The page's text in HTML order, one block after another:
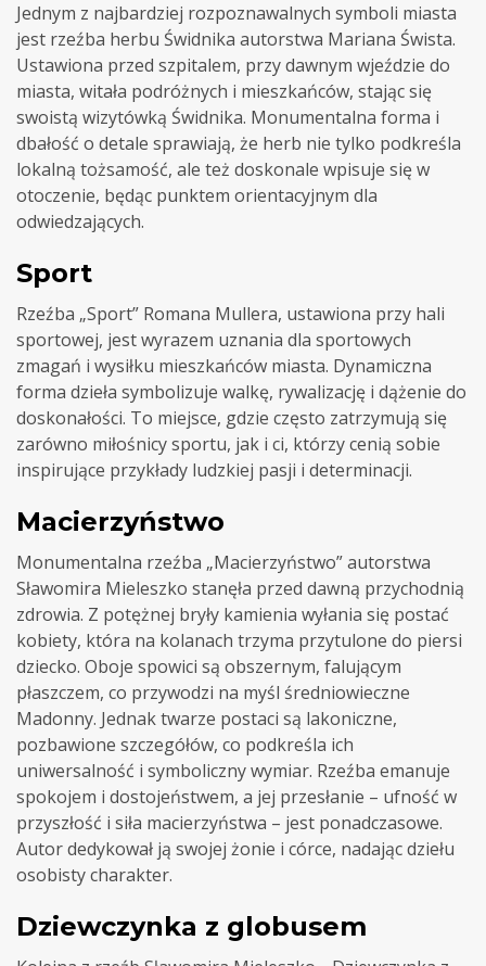
Jednym z najbardziej rozpoznawalnych symboli miasta
jest rzeźba herbu Świdnika autorstwa Mariana Śwista.
Ustawiona przed szpitalem, przy dawnym wjeździe do
miasta, witała podróżnych i mieszkańców, stając się
swoistą wizytówką Świdnika. Monumentalna forma i
dbałość o detale sprawiają, że herb nie tylko podkreśla
lokalną tożsamość, ale też doskonale wpisuje się w
otoczenie, będąc punktem orientacyjnym dla
odwiedzających.
Sport
Rzeźba „Sport” Romana Mullera, ustawiona przy hali
sportowej, jest wyrazem uznania dla sportowych
zmagań i wysiłku mieszkańców miasta. Dynamiczna
forma dzieła symbolizuje walkę, rywalizację i dążenie do
doskonałości. To miejsce, gdzie często zatrzymują się
zarówno miłośnicy sportu, jak i ci, którzy cenią sobie
inspirujące przykłady ludzkiej pasji i determinacji.
Macierzyństwo
Monumentalna rzeźba „Macierzyństwo” autorstwa
Sławomira Mieleszko stanęła przed dawną przychodnią
zdrowia. Z potężnej bryły kamienia wyłania się postać
kobiety, która na kolanach trzyma przytulone do piersi
dziecko. Oboje spowici są obszernym, falującym
płaszczem, co przywodzi na myśl średniowieczne
Madonny. Jednak twarze postaci są lakoniczne,
pozbawione szczegółów, co podkreśla ich
uniwersalność i symboliczny wymiar. Rzeźba emanuje
spokojem i dostojeństwem, a jej przesłanie – ufność w
przyszłość i siła macierzyństwa – jest ponadczasowe.
Autor dedykował ją swojej żonie i córce, nadając dziełu
osobisty charakter.
Dziewczynka z globusem